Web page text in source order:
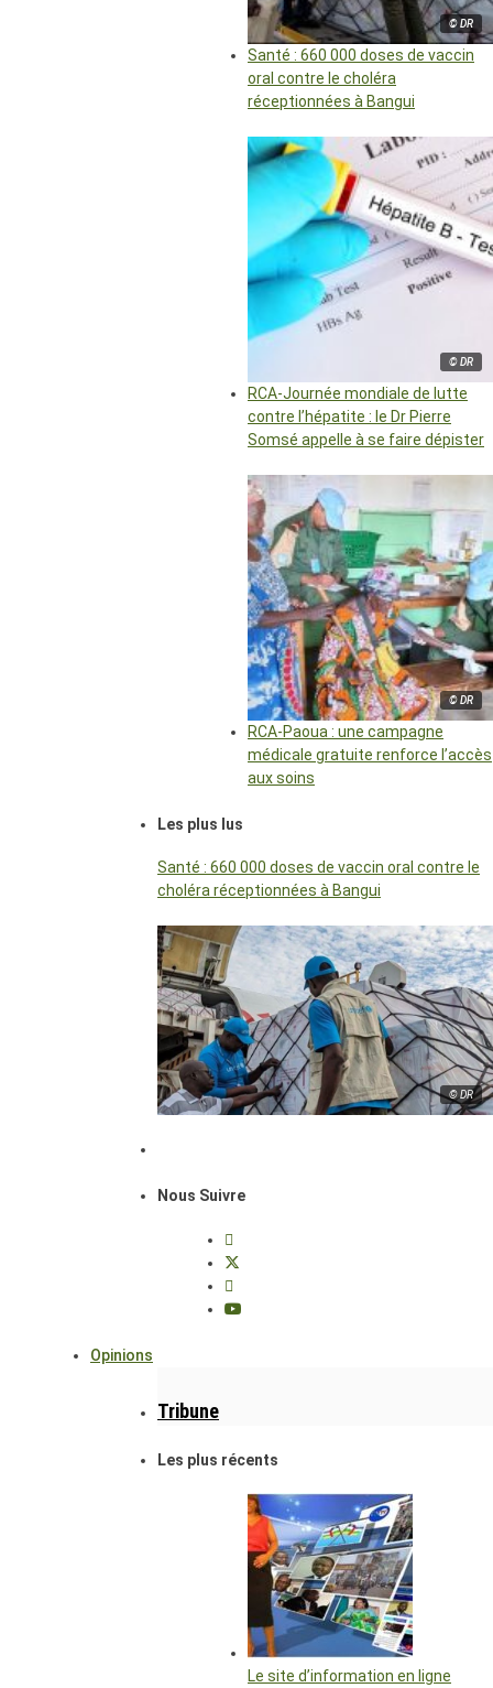
© DR
Santé : 660 000 doses de vaccin
oral contre le choléra
réceptionnées à Bangui
© DR
RCA-Journée mondiale de lutte
contre l’hépatite : le Dr Pierre
Somsé appelle à se faire dépister
© DR
RCA-Paoua : une campagne
médicale gratuite renforce l’accès
aux soins
Les plus lus
Santé : 660 000 doses de vaccin oral contre le
choléra réceptionnées à Bangui
© DR
Nous Suivre
Opinions
Tribune
Les plus récents
Le site d’information en ligne